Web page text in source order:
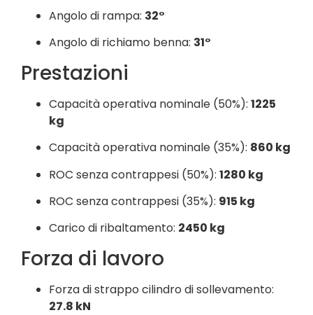
Angolo di rampa: 32°
Angolo di richiamo benna: 31°
Prestazioni
Capacità operativa nominale (50%): 1225
kg
Capacità operativa nominale (35%): 860 kg
ROC senza contrappesi (50%): 1280 kg
ROC senza contrappesi (35%): 915 kg
Carico di ribaltamento: 2450 kg
Forza di lavoro
Forza di strappo cilindro di sollevamento:
27.8 kN